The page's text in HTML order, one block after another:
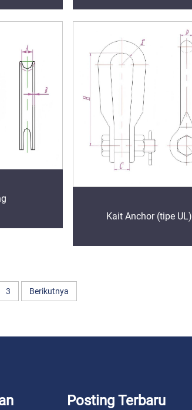
Kait Anchor (tipe UL)
3 Berikutnya
Posting Terbaru